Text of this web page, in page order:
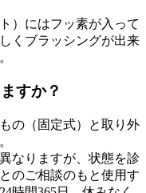
）にはフッ素が入って
くブラッシングが出来
すか？
の（固定式）と取り外
なりますが、状態を診
のご相談のもと使用す